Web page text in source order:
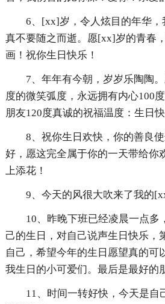
6、[xx]岁，令人炫目的年华
真不要随之而逝。愿[xx]岁的青春
画！祝你生日快乐！
7、年年有今朝，岁岁乐陶陶
度的微笑弧度，永远拥有内心100
朋友120度真诚的祝福温度：生日快
8、祝你生日欢快，你的善良
好，愿这完全属于你的一天带给你
上添花！
9、今天的风很大吹来了我的
10、昨晚下班已经凌晨一点多
己的生日，对自己说声生日快乐，
自己，希望今年的生日愿望真的可
我生日的小可爱们。最后是最好的
11、时间一转好快，今天是